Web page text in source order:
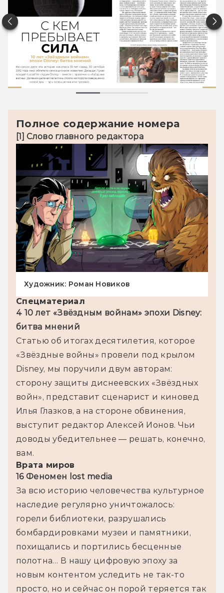
Полное содержание номера
[1] Слово главного редактора
Художник: Роман Новиков
Спецматериал
4 10 лет «Звёздным войнам» эпохи Disney:
битва мнений
Статью об итогах десятилетия, которое
«Звёздные войны» провели под крылом
Disney, мы поручили двум авторам:
сторону защиты диснеевских «Звёздных
войн», представит сценарист и киновед
Илья Глазков, а на стороне обвинения,
выступит редактор Алексей Ионов. Чьи
доводы убедительнее — решать, конечно,
вам.
Врата миров
16 Феномен lost media
За всю историю человечества культурное
наследие регулярно уничтожалось:
горели библиотеки, разрушались
бомбардировками музеи и памятники,
похищались и портились бесценные
полотна… В нашу цифровую эпоху за
новым контентом уследить не так-то
просто, но и сейчас он порой теряется так